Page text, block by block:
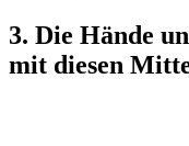
3. Die Hände
mit diesen